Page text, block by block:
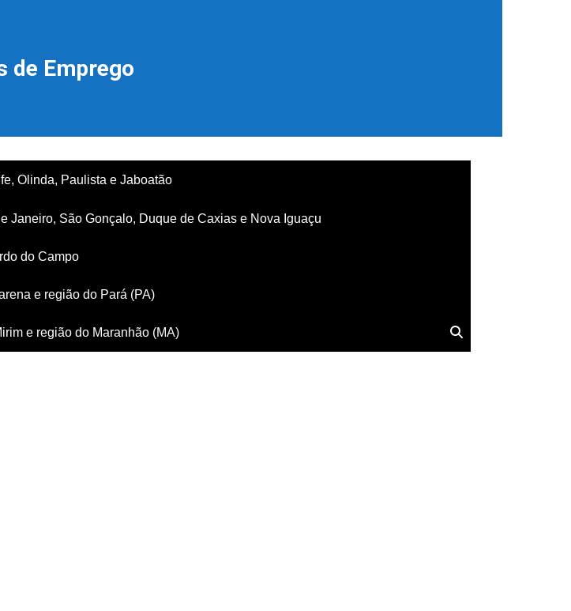
de Emprego
Olinda, Paulista e Jaboatão
Janeiro, São Gonçalo, Duque de Caxias e Nova Iguaçu
do Campo
e região do Pará (PA)
e região do Maranhão (MA)